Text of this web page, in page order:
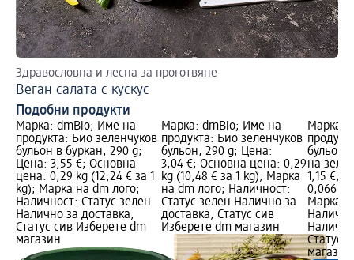
Здравословна и лесна за проготвяне
Веган салата с кускус
Подобни продукти
Марка: dmBio; Име на
продукта: Био зеленчуков
бульон в буркан, 290 g;
Цена: 3,55 €; Основна
цена: 0,29 kg (12,24 € за 1
kg); Марка на dm лого;
Наличност: Статус зелен
Налично за доставка,
Статус сив Изберете dm
магазин
Марка: dmBio; Име на
продукта: Био зеленчуков
бульон, 290 g; Цена:
3,04 €; Основна цена: 0,29
kg (10,48 € за 1 kg); Марка
на dm лого; Наличност:
Статус зелен Налично за
доставка, Статус сив
Изберете dm магазин
Марка:
бульон
на
1,15 €;
0,066 kg
Марка
Статус
магазин